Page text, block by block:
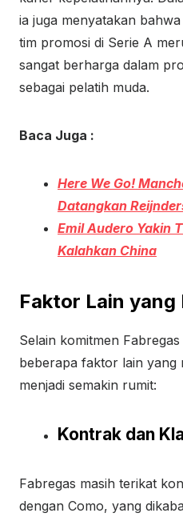
ia juga menyatakan
tim promosi di Serie A
sangat berharga dalam
sebagai pelatih muda.
Baca Juga :
Here We Go!
Datangkan
Emil Audero Yakin
Kalahkan China
Faktor Lain
Selain komitmen
beberapa faktor lain yang
menjadi semakin rumit:
Kontrak dan
Fabregas masih terikat
dengan Como, yang